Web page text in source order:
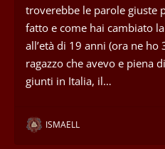
troverebbe le parole giuste
fatto e come hai cambiato
all’età di 19 anni (ora ne
ragazzo che avevo e piena
giunti in Italia, il…
ISMAELL